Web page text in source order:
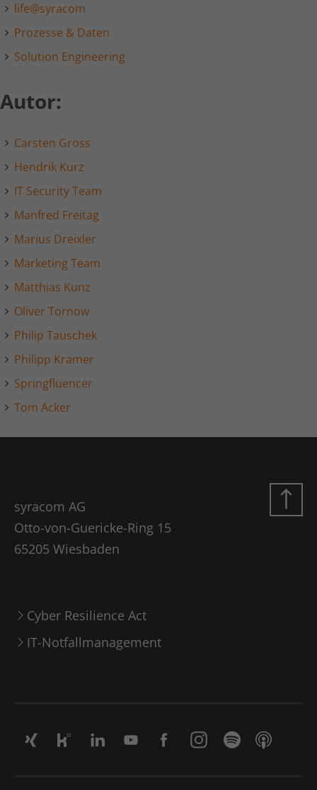
life@syracom
Prozesse & Daten
Solution Engineering
Autor:
Carsten Gross
Hendrik Kurz
IT Security Team
Manfred Freitag
Marius Dreixler
Marketing Team
Matthias Kunz
Oliver Tornow
Philip Tauschek
Philipp Kramer
Springfluencer
Tom Acker
syracom AG
Otto-von-Guericke-Ring 15
65205 Wiesbaden
Cyber Resilience Act
IT-Notfallmanagement
Name